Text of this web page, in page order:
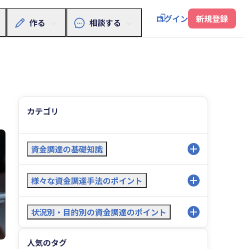
作る 相談する ログイン 新規登録
カテゴリ
資金調達の基礎知識
資金調達初めの一歩
資金調達方法の選び方
資金調達事例・相談先
様々な資金調達手法のポイント
融資
状況別・目的別の資金調達のポイント
自社の状況を知る・計画をたてる
人気のタグ